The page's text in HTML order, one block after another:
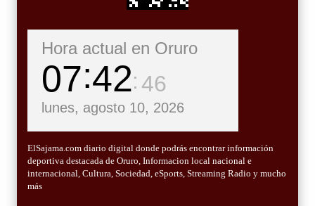
Hora actual en Oruro
07 42 47
lunes, agosto 10, 2026
ElSajama.com diario digital donde podrás encontrar información
deportiva destacada de Oruro, Informacion local nacional e
internacional, Cultura, Sociedad, eSports, Streaming Radio y mucho
más